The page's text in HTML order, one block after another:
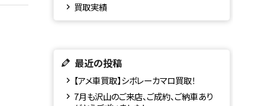
買取実績
最近の投稿
【アメ車買取】シボレーカマロ買取！
7月も沢山のご来店、ご成約、ご納車あり